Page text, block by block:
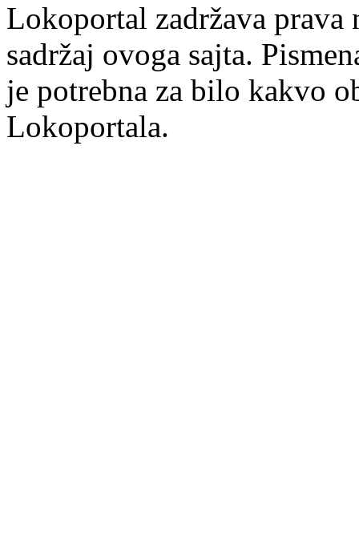
Lokoportal zadržava
sadržaj ovoga sajta.
je potrebna za bilo kakvo
Lokoportala.